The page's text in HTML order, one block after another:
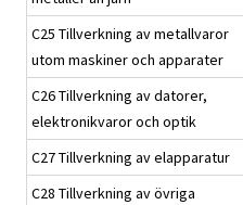
C25 Tillverkning av metallvaror
utom maskiner och apparater
C26 Tillverkning av datorer,
elektronikvaror och optik
C27 Tillverkning av elapparatur
C28 Tillverkning av övriga